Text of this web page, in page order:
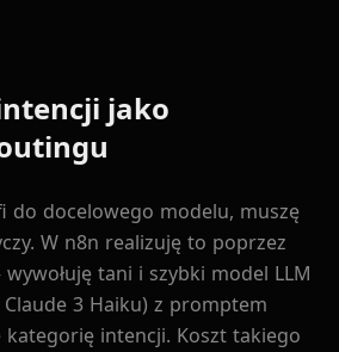
jako
do docelowego modelu, muszę
W n8n realizuję to poprzez
wywołuję tani i szybki model LLM
3 Haiku) z promptem
kategorię intencji. Koszt takiego